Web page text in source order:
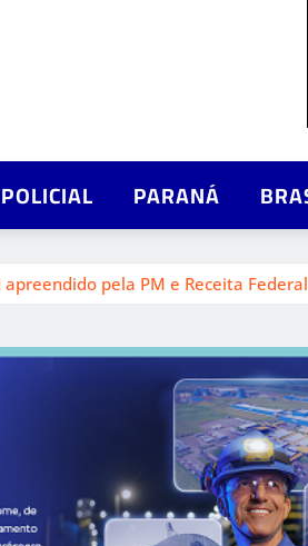
PARANÁ
pela PM e Receita